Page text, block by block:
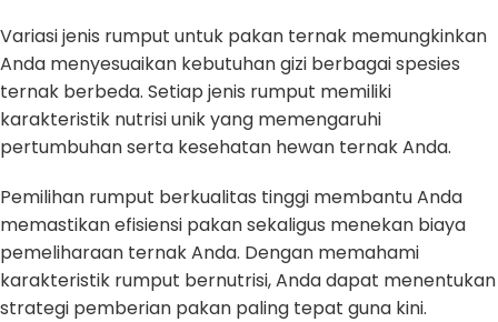
Variasi jenis rumput untuk pakan ternak memungkinkan
Anda menyesuaikan kebutuhan gizi berbagai spesies
ternak berbeda. Setiap jenis rumput memiliki
karakteristik nutrisi unik yang memengaruhi
pertumbuhan serta kesehatan hewan ternak Anda.
Pemilihan rumput berkualitas tinggi membantu Anda
memastikan efisiensi pakan sekaligus menekan biaya
pemeliharaan ternak Anda. Dengan memahami
karakteristik rumput bernutrisi, Anda dapat menentukan
strategi pemberian pakan paling tepat guna kini.